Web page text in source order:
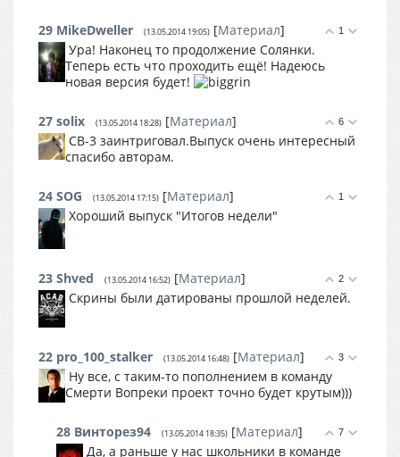
1
29 MikeDweller (13.05.2014 19:05) [Материал]
Ура! Наконец то продолжение Солянки.
Теперь есть что проходить ещё! Надеюсь
новая версия будет!
6
27 solix (13.05.2014 18:28) [Материал]
СВ-3 заинтриговал.Выпуск очень интересный
спасибо авторам.
1
24 SOG (13.05.2014 17:15) [Материал]
Хороший выпуск "Итогов недели"
2
23 Shved (13.05.2014 16:52) [Материал]
Скрины были датированы прошлой неделей.
3
22 pro_100_stalker (13.05.2014 16:48) [Материал]
Ну все, с таким-то пополнением в команду
Смерти Вопреки проект точно будет крутым)))
7
28 Винторез94 (13.05.2014 18:35) [Материал]
Да, а раньше у нас школьники в команде